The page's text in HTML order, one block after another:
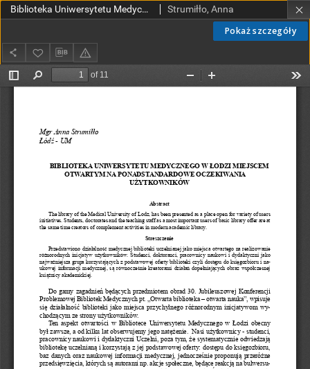
Pokaż szczegóły
Biblioteka Uniwersytetu Medycznego w Łodzi miejscem otwartym na ponadstandardowe oczekiwania użytkowników Strumiłło, Anna